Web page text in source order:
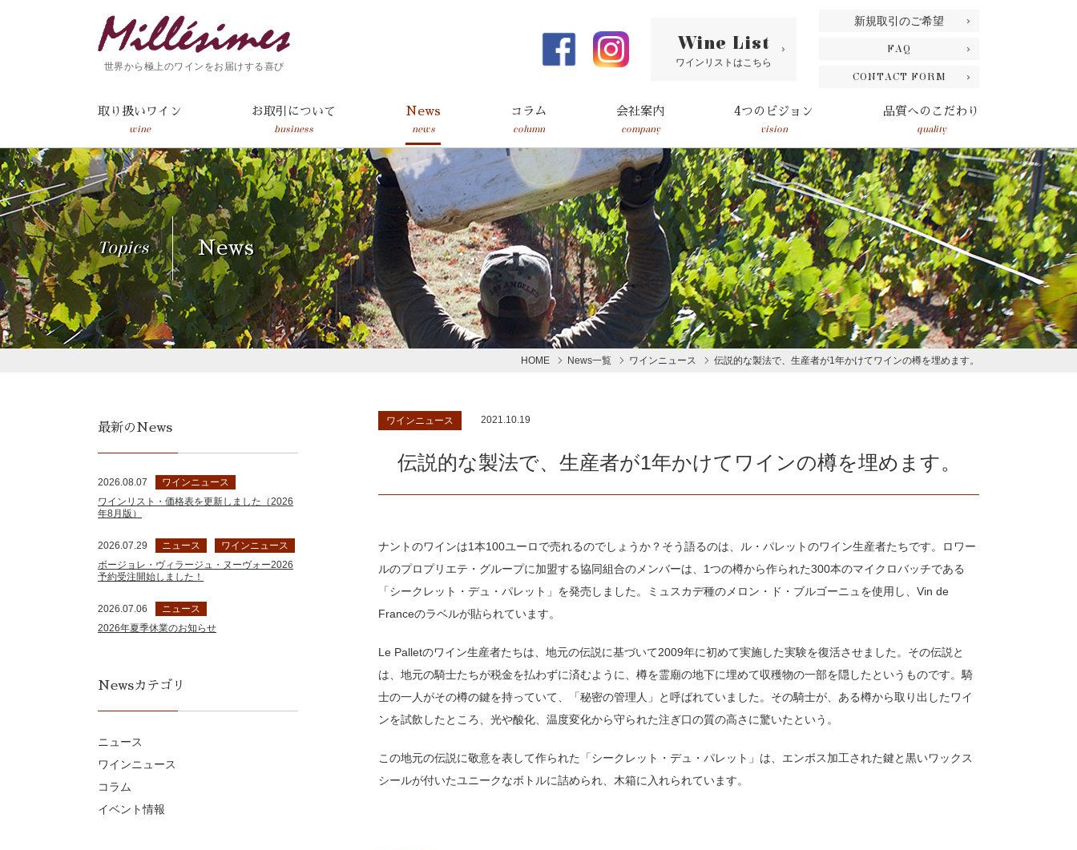
世界から極上のワインをお届けする喜び
Wine List
ワインリストはこちら
新規取引のご希望
FAQ
CONTACT FORM
取り扱いワイン
wine
お取引について
business
News
news
コラム
column
会社案内
company
4つのビジョン
vision
品質へのこだわり
quality
Topics News
HOME News一覧 ワインニュース 伝説的な製法で、生産者が1年かけてワインの樽を埋めます。
ワインニュース 2021.10.19
伝説的な製法で、生産者が1年かけてワインの樽を埋めます。
ナントのワインは1本100ユーロで売れるのでしょうか？そう語るのは、ル・パレットのワイン生産者たちです。ロワー
ルのプロプリエテ・グループに加盟する協同組合のメンバーは、1つの樽から作られた300本のマイクロバッチである
「シークレット・デュ・パレット」を発売しました。ミュスカデ種のメロン・ド・ブルゴーニュを使用し、Vin de
Franceのラベルが貼られています。
Le Palletのワイン生産者たちは、地元の伝説に基づいて2009年に初めて実施した実験を復活させました。その伝説と
は、地元の騎士たちが税金を払わずに済むように、樽を霊廟の地下に埋めて収穫物の一部を隠したというものです。騎
士の一人がその樽の鍵を持っていて、「秘密の管理人」と呼ばれていました。その騎士が、ある樽から取り出したワイ
ンを試飲したところ、光や酸化、温度変化から守られた注ぎ口の質の高さに驚いたという。
この地元の伝説に敬意を表して作られた「シークレット・デュ・パレット」は、エンボス加工された鍵と黒いワックス
シールが付いたユニークなボトルに詰められ、木箱に入れられています。
最新のNews
2026.08.07
ワインニュース
ワインリスト・価格表を更新しました（2026
年8月版）
2026.07.29 ニュース
ワインニュース
ボージョレ・ヴィラージュ・ヌーヴォー2026
予約受注開始しました！
2026.07.06
ニュース
2026年夏季休業のお知らせ
Newsカテゴリ
ニュース
ワインニュース
コラム
イベント情報